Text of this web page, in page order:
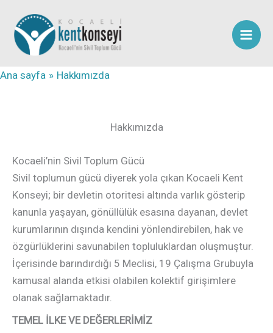
atla
Ana sayfa Hakkımızda
Hakkımızda
Kocaeli’nin Sivil Toplum Gücü
Sivil toplumun gücü diyerek yola çıkan Kocaeli Kent
Konseyi; bir devletin otoritesi altında varlık gösterip
kanunla yaşayan, gönüllülük esasına dayanan, devlet
kurumlarının dışında kendini yönlendirebilen, hak ve
özgürlüklerini savunabilen topluluklardan oluşmuştur.
İçerisinde barındırdığı 5 Meclisi, 19 Çalışma Grubuyla
kamusal alanda etkisi olabilen kolektif girişimlere
olanak sağlamaktadır.
TEMEL İLKE VE DEĞERLERİMİZ